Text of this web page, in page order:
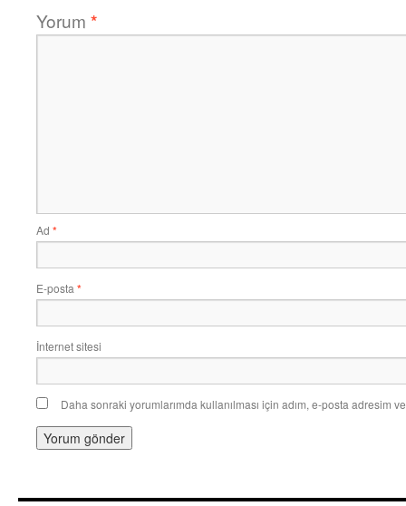
Yorum *
Ad *
E-posta *
İnternet sitesi
Daha sonraki yorumlarımda kullanılması için adım, e-posta adresim